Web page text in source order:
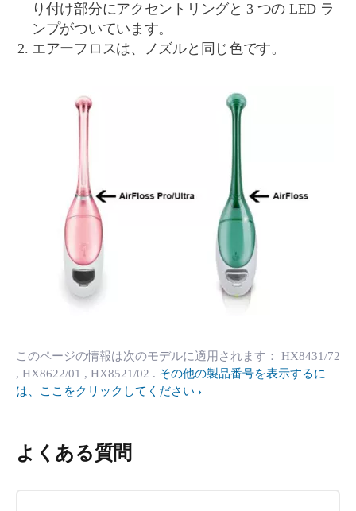
り付け部分にアクセントリングと 3 つの LED ラ
ンプがついています。
エアーフロスは、ノズルと同じ色です。
このページの情報は次のモデルに適用されます： HX8431/72
, HX8622/01 , HX8521/02 . その他の製品番号を表示するに
は、ここをクリックしてください
よくある質問